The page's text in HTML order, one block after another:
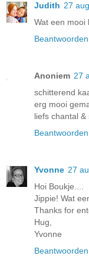
Judith 27
Wat een mooi
Beantwoorden
Anoniem 27
schitterend
erg mooi
liefs chantal &
Beantwoorden
Yvonne 27
Hoi Boukje....
Jippie! Wat
Thanks for
Hug,
Yvonne
Beantwoorden